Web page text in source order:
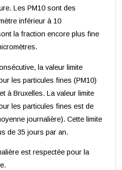
Les PM10 sont des
inférieur à 10
la fraction encore plus fine
la valeur limite
les particules fines (PM10)
à Bruxelles. La valeur limite
les particules fines est de
journalière). Cette limite
de 35 jours par an.
est respectée pour la